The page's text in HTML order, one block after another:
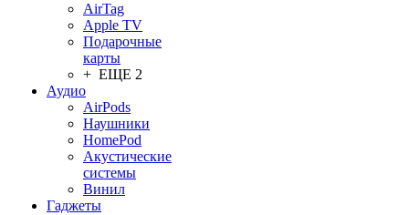
AirTag
Apple TV
Подарочные
карты
+ ЕЩЕ 2
Аудио
AirPods
Наушники
HomePod
Акустические
системы
Винил
Гаджеты